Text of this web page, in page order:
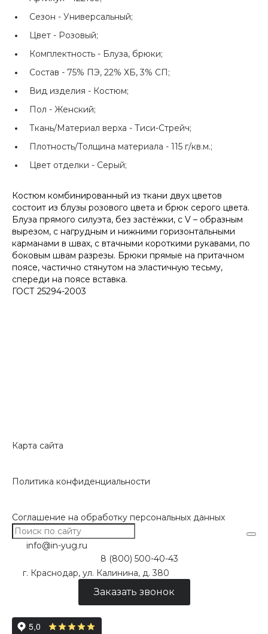
Сезон - Универсальный;
Цвет - Розовый;
Комплектность - Блуза, брюки;
Состав - 75% ПЭ, 22% ХБ, 3% СП;
Вид изделия - Костюм;
Пол - Женский;
Ткань/Материал верха - Тиси-Стрейч;
Плотность/Толщина материала - 115 г/кв.м.;
Цвет отделки - Серый;
Костюм комбинированный из ткани двух цветов
состоит из блузы розового цвета и брюк серого цвета.
Блуза прямого силуэта, без застёжки, с V – образным
вырезом, с нагрудным и нижними горизонтальными
карманами в швах, с втачными короткими рукавами, по
боковым швам разрезы. Брюки прямые на притачном
поясе, частично стянутом на эластичную тесьму,
спереди на поясе вставка.
ГОСТ 25294-2003
Карта сайта
Политика конфиденциальности
Соглашение на обработку персональных данных
info@in-yug.ru
8 (800) 500-40-43
г. Краснодар, ул. Калинина, д. 380
Заказать звонок